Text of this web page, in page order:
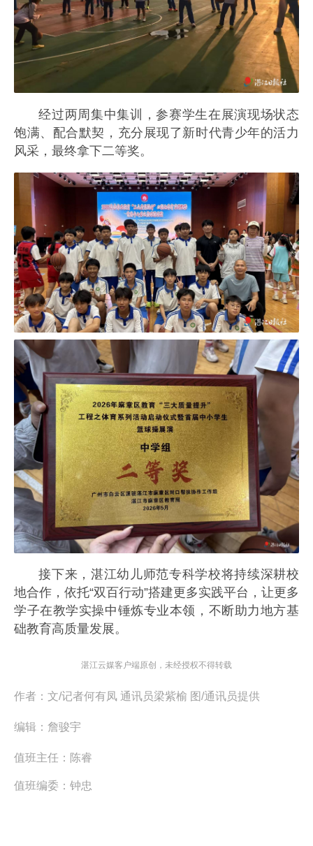
经过两周集中集训，参赛学生在展演现场状态
饱满、配合默契，充分展现了新时代青少年的活力
风采，最终拿下二等奖。
接下来，湛江幼儿师范专科学校将持续深耕校
地合作，依托“双百行动”搭建更多实践平台，让更多
学子在教学实操中锤炼专业本领，不断助力地方基
础教育高质量发展。
湛江云媒客户端原创，未经授权不得转载
作者： 文/记者何有凤 通讯员梁紫榆 图/通讯员提供
编辑： 詹骏宇
值班主任： 陈睿
值班编委： 钟忠